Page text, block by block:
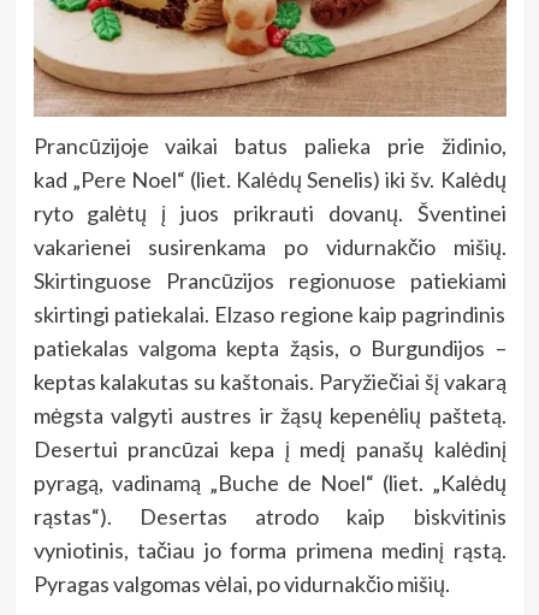
Prancūzijoje vaikai batus palieka prie židinio,
kad „Pere Noel“ (liet. Kalėdų Senelis) iki šv. Kalėdų
ryto galėtų į juos prikrauti dovanų. Šventinei
vakarienei susirenkama po vidurnakčio mišių.
Skirtinguose Prancūzijos regionuose patiekiami
skirtingi patiekalai. Elzaso regione kaip pagrindinis
patiekalas valgoma kepta žąsis, o Burgundijos –
keptas kalakutas su kaštonais. Paryžiečiai šį vakarą
mėgsta valgyti austres ir žąsų kepenėlių paštetą.
Desertui prancūzai kepa į medį panašų kalėdinį
pyragą, vadinamą „Buche de Noel“ (liet. „Kalėdų
rąstas“). Desertas atrodo kaip biskvitinis
vyniotinis, tačiau jo forma primena medinį rąstą.
Pyragas valgomas vėlai, po vidurnakčio mišių.